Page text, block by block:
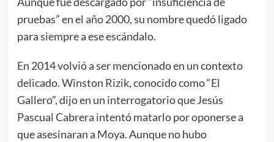
pruebas” en el año 2000, su nombre quedó ligado
para siempre a ese escándalo.
En 2014 volvió a ser mencionado en un contexto
delicado. Winston Rizik, conocido como “El
Gallero”, dijo en un interrogatorio que Jesús
Pascual Cabrera intentó matarlo por oponerse a
que asesinaran a Moya. Aunque no hubo